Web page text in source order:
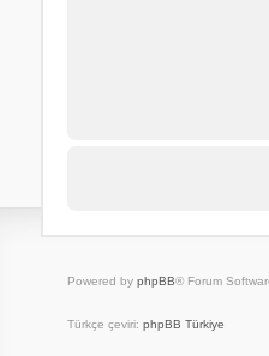
Powered by phpBB® Forum
Türkçe çeviri: phpBB Türkiye